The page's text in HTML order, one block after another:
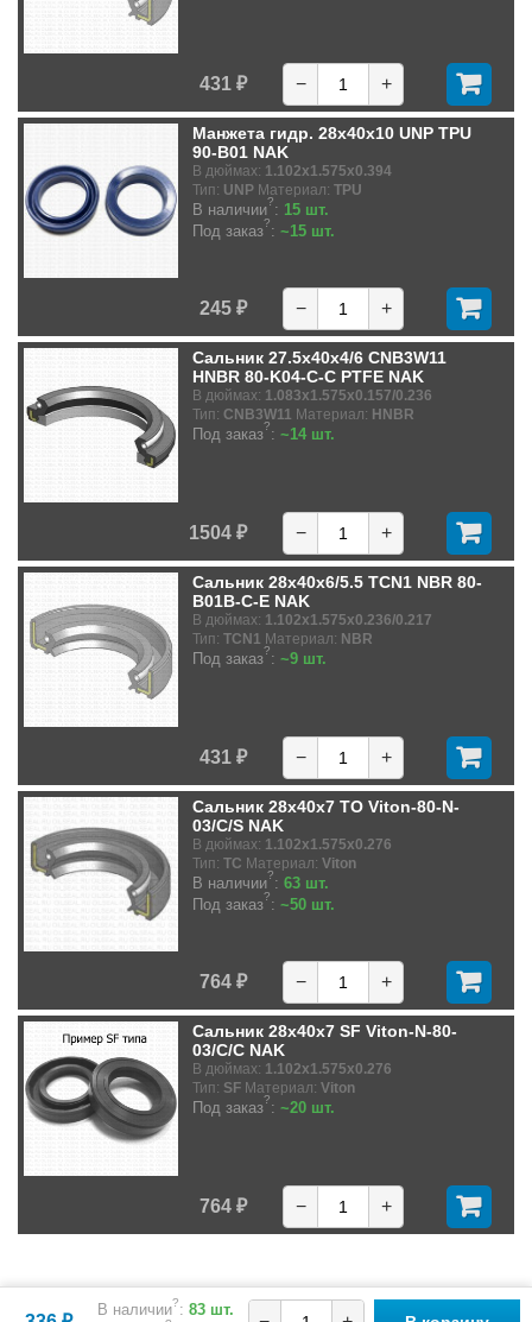
В наличии?: 83 шт.
431 ₽ − +
Манжета гидр. 28x40x10 UNP TPU
90-B01 NAK
В дюймах: 1.102x1.575x0.394
Тип: UNP Материал: TPU
В наличии?: 15 шт.
Под заказ?: ~15 шт.
245 ₽ − +
Сальник 27.5x40x4/6 CNB3W11
HNBR 80-K04-C-C PTFE NAK
В дюймах: 1.083x1.575x0.157/0.236
Тип: CNB3W11 Материал: HNBR
Под заказ?: ~14 шт.
1504 ₽ − +
Сальник 28x40x6/5.5 TCN1 NBR 80-
B01B-C-E NAK
В дюймах: 1.102x1.575x0.236/0.217
Тип: TCN1 Материал: NBR
Под заказ?: ~9 шт.
431 ₽ − +
Сальник 28x40x7 TO Viton-80-N-
03/C/S NAK
В дюймах: 1.102x1.575x0.276
Тип: TC Материал: Viton
В наличии?: 63 шт.
Под заказ?: ~50 шт.
764 ₽ − +
Сальник 28x40x7 SF Viton-N-80-
03/C/C NAK
В дюймах: 1.102x1.575x0.276
Тип: SF Материал: Viton
Под заказ?: ~20 шт.
764 ₽ − +